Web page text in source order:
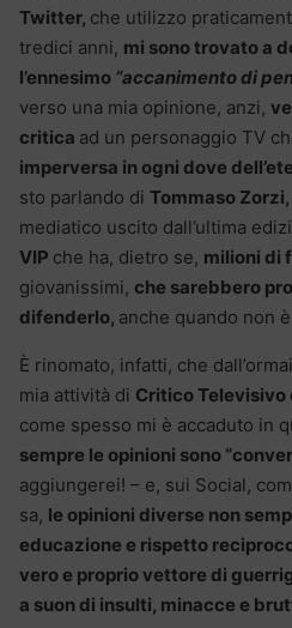
Twitter, che utilizzo
tredici anni, mi sono trovato a
l’ennesimo “accanimento di
verso una mia opinione, anzi,
critica ad un personaggio TV
imperversa in ogni dove
sto parlando di Tommaso Zorzi,
mediatico uscito dall’ultima
VIP che ha, dietro se, milioni di
giovanissimi, che sarebbero
difenderlo, anche quando non
È rinomato, infatti, che
mia attività di Critico Televisivo
come spesso mi è accaduto in
sempre le opinioni sono
aggiungerei! – e, sui Social,
sa, le opinioni diverse non
educazione e rispetto
vero e proprio vettore di
a suon di insulti, minacce e